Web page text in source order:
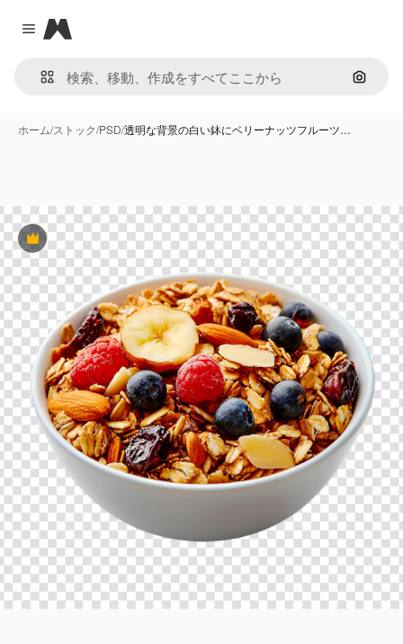
Close menu
Magnific
画像で
ホーム/ストック/PSD/透明な背景の白い鉢にベリーナッツフルーツ…
Premium